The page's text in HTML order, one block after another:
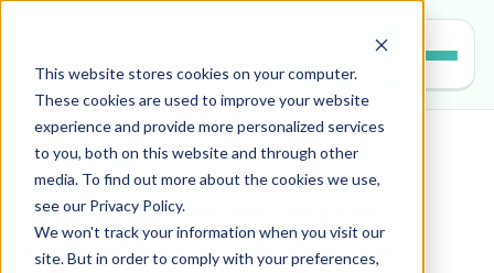
This website stores cookies on your computer.
These cookies are used to improve your website
experience and provide more personalized services
to you, both on this website and through other
media. To find out more about the cookies we use,
see our Privacy Policy.
We won't track your information when you visit our
site. But in order to comply with your preferences,
leitura
Atividades de leitura para
mediação em sala de aula